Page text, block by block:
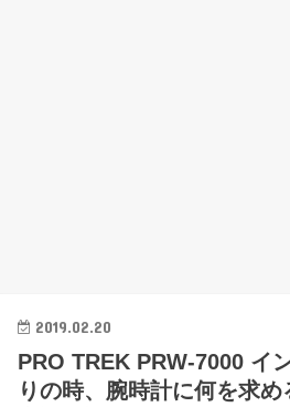
2019.02.20
PRO TREK PRW-7000 イ
りの時、腕時計に何を求